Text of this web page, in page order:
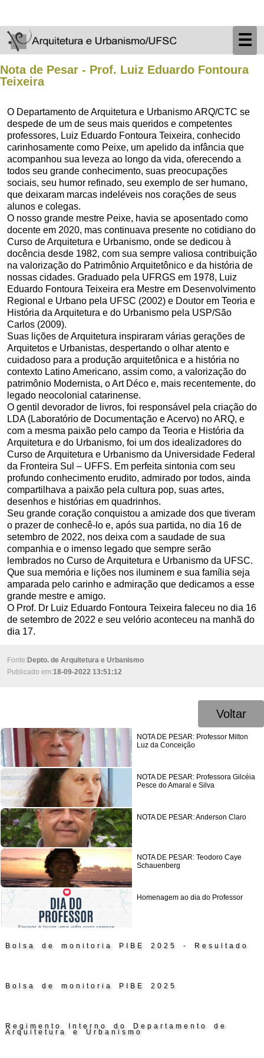
☰
Nota de Pesar - Prof. Luiz Eduardo Fontoura
Teixeira
O Departamento de Arquitetura e Urbanismo ARQ/CTC se
despede de um de seus mais queridos e competentes
professores, Luiz Eduardo Fontoura Teixeira, conhecido
carinhosamente como Peixe, um apelido da infância que
acompanhou sua leveza ao longo da vida, oferecendo a
todos seu grande conhecimento, suas preocupações
sociais, seu humor refinado, seu exemplo de ser humano,
que deixaram marcas indeléveis nos corações de seus
alunos e colegas.
O nosso grande mestre Peixe, havia se aposentado como
docente em 2020, mas continuava presente no cotidiano do
Curso de Arquitetura e Urbanismo, onde se dedicou à
docência desde 1982, com sua sempre valiosa contribuição
na valorização do Patrimônio Arquitetônico e da história de
nossas cidades. Graduado pela UFRGS em 1978, Luiz
Eduardo Fontoura Teixeira era Mestre em Desenvolvimento
Regional e Urbano pela UFSC (2002) e Doutor em Teoria e
História da Arquitetura e do Urbanismo pela USP/São
Carlos (2009).
Suas lições de Arquitetura inspiraram várias gerações de
Arquitetos e Urbanistas, despertando o olhar atento e
cuidadoso para a produção arquitetônica e a história no
contexto Latino Americano, assim como, a valorização do
patrimônio Modernista, o Art Déco e, mais recentemente, do
legado neocolonial catarinense.
O gentil devorador de livros, foi responsável pela criação do
LDA (Laboratório de Documentação e Acervo) no ARQ, e
com a mesma paixão pelo campo da Teoria e História da
Arquitetura e do Urbanismo, foi um dos idealizadores do
Curso de Arquitetura e Urbanismo da Universidade Federal
da Fronteira Sul – UFFS. Em perfeita sintonia com seu
profundo conhecimento erudito, admirado por todos, ainda
compartilhava a paixão pela cultura pop, suas artes,
desenhos e histórias em quadrinhos.
Seu grande coração conquistou a amizade dos que tiveram
o prazer de conhecê-lo e, após sua partida, no dia 16 de
setembro de 2022, nos deixa com a saudade de sua
companhia e o imenso legado que sempre serão
lembrados no Curso de Arquitetura e Urbanismo da UFSC.
Que sua memória e lições nos iluminem e sua família seja
amparada pelo carinho e admiração que dedicamos a esse
grande mestre e amigo.
O Prof. Dr Luiz Eduardo Fontoura Teixeira faleceu no dia 16
de setembro de 2022 e seu velório aconteceu na manhã do
dia 17.
Fonte: Depto. de Arquitetura e Urbanismo
Publicado em:18-09-2022 13:51:12
Voltar
NOTA DE PESAR: Professor Milton
Luz da Conceição
NOTA DE PESAR: Professora Gilcéia
Pesce do Amaral e Silva
NOTA DE PESAR: Anderson Claro
NOTA DE PESAR: Teodoro Caye
Schauenberg
Homenagem ao dia do Professor
Bolsa de monitoria PIBE 2025 - Resultado
Bolsa de monitoria PIBE 2025
Regimento Interno do Departamento de
Arquitetura e Urbanismo